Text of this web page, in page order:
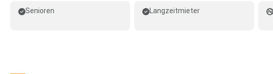
Senioren Langzeitmieter